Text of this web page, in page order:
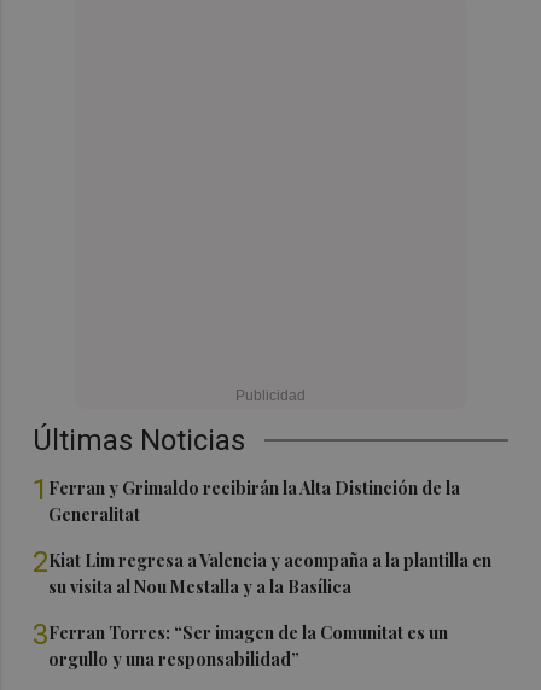
Últimas Noticias
1 Ferran y Grimaldo recibirán la Alta Distinción de la
Generalitat
2Kiat Lim regresa a Valencia y acompaña a la plantilla en
su visita al Nou Mestalla y a la Basílica
3Ferran Torres: “Ser imagen de la Comunitat es un
orgullo y una responsabilidad”